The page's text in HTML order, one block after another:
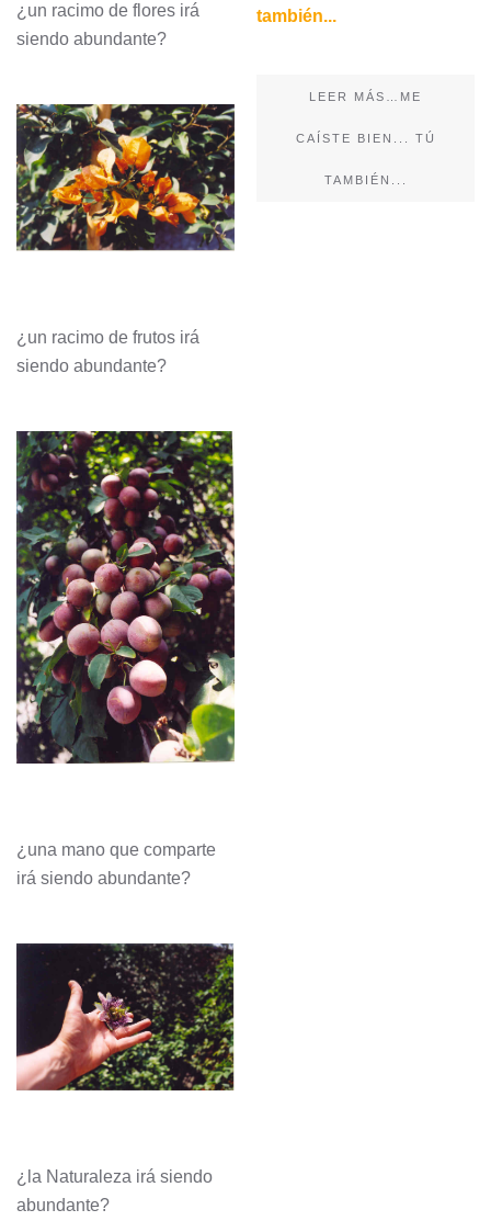
¿un racimo de flores irá
siendo abundante?
¿un racimo de frutos irá
siendo abundante?
¿una mano que comparte
irá siendo abundante?
¿la Naturaleza irá siendo
abundante?
también...
LEER MÁS…ME
CAÍSTE BIEN... TÚ
TAMBIÉN...